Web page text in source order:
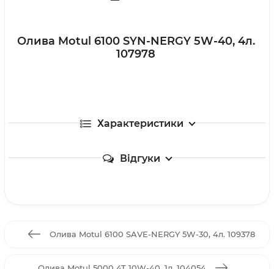
Олива Motul 6100 SYN-NERGY 5W-40, 4л.
107978
Характеристики
Відгуки
Олива Motul 6100 SAVE-NERGY 5W-30, 4л. 109378